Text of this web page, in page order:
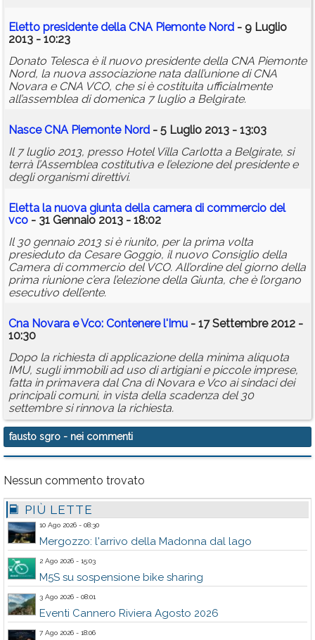
Eletto presidente della CNA Piemonte Nord - 9 Luglio
2013 - 10:23
Donato Telesca è il nuovo presidente della CNA Piemonte
Nord, la nuova associazione nata dall’unione di CNA
Novara e CNA VCO, che si è costituita ufficialmente
all’assemblea di domenica 7 luglio a Belgirate.
Nasce CNA Piemonte Nord - 5 Luglio 2013 - 13:03
Il 7 luglio 2013, presso Hotel Villa Carlotta a Belgirate, si
terrà l’Assemblea costitutiva e l’elezione del presidente e
degli organismi direttivi.
Eletta la nuova giunta della camera di commercio del
vco - 31 Gennaio 2013 - 18:02
Il 30 gennaio 2013 si è riunito, per la prima volta
presieduto da Cesare Goggio, il nuovo Consiglio della
Camera di commercio del VCO. All’ordine del giorno della
prima riunione c’era l’elezione della Giunta, che è l’organo
esecutivo dell’ente.
Cna Novara e Vco: Contenere l'Imu - 17 Settembre 2012 -
10:30
Dopo la richiesta di applicazione della minima aliquota
IMU, sugli immobili ad uso di artigiani e piccole imprese,
fatta in primavera dal Cna di Novara e Vco ai sindaci dei
principali comuni, in vista della scadenza del 30
settembre si rinnova la richiesta.
fausto sgro - nei commenti
Nessun commento trovato
PIÙ LETTE
10 Ago 2026 - 08:30
Mergozzo: l'arrivo della Madonna dal lago
2 Ago 2026 - 15:03
M5S su sospensione bike sharing
3 Ago 2026 - 08:01
Eventi Cannero Riviera Agosto 2026
7 Ago 2026 - 18:06